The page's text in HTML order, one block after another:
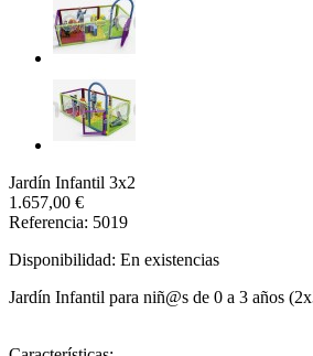
Jardín Infantil 3x2
1.657,00 €
Referencia: 5019
Disponibilidad: En existencias
Jardín Infantil para niñ@s de 0 a 3 años